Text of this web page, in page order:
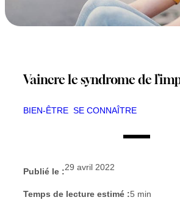
Vaincre le syndrome de
BIEN-ÊTRE SE CONNAÎTRE
Publié le :29 avril 2022
Temps de lecture estimé :5 min